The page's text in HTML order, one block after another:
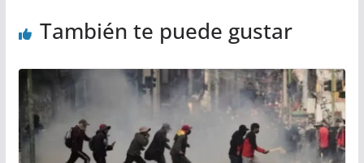
También te puede gustar